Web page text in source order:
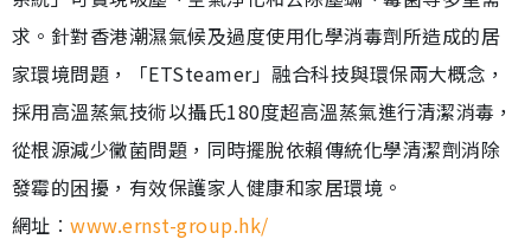
求。針對香港潮濕氣候及過度使用化學消毒劑所造成的居
家環境問題，「ETSteamer」融合科技與環保兩大概念，
採用高溫蒸氣技術以攝氏180度超高溫蒸氣進行清潔消毒，
從根源減少黴菌問題，同時擺脫依賴傳統化學清潔劑消除
發霉的困擾，有效保護家人健康和家居環境。
網址︰www.ernst-group.hk/